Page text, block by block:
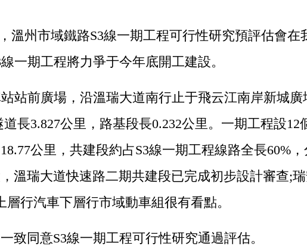
州市域鐵路S3線一期工程可行性研究預評估會在
一期工程將力爭于今年底開工建設。
前廣場，沿溫瑞大道南行止于飛云江南岸新城廣
長3.827公里，路基段長0.232公里。一期工程設
公里，共建段約占S3線一期工程線路全長60%
溫瑞大道快速路二期共建段已完成初步設計審查;
行汽車下層行市域動車組很有看點。
同意S3線一期工程可行性研究通過評估。